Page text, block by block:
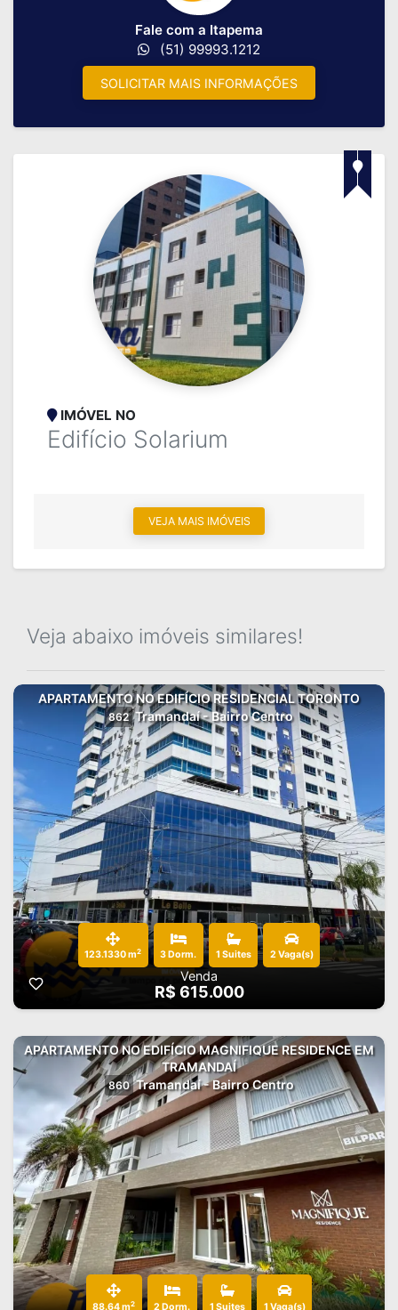
Fale com a Itapema
(51) 99993.1212
SOLICITAR MAIS INFORMAÇÕES
IMÓVEL NO
Edifício Solarium
VEJA MAIS IMÓVEIS
Veja abaixo imóveis similares!
APARTAMENTO NO EDIFÍCIO RESIDENCIAL TORONTO
862 Tramandaí - Bairro Centro
123.1330 m2 3 Dorm. 1 Suites 2 Vaga(s)
Venda
R$ 615.000
APARTAMENTO NO EDIFÍCIO MAGNIFIQUE RESIDENCE EM
TRAMANDAÍ
860 Tramandaí - Bairro Centro
88.64 m2 2 Dorm. 1 Suites 1 Vaga(s)